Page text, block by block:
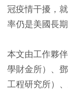
冠疫情干擾，
率仍是美國長期
本文由工作夥
學財金所）、
工程研究所）